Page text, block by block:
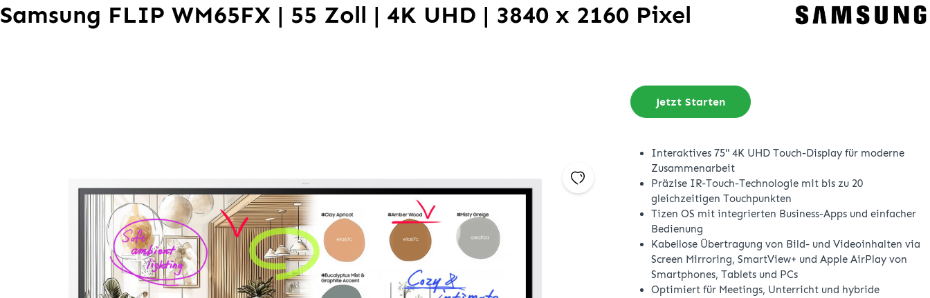
Samsung FLIP WM65FX | 55 Zoll | 4K UHD | 3840 x 2160 Pixel
Jetzt Starten
Interaktives 75" 4K UHD Touch-Display für moderne
Zusammenarbeit
Präzise IR-Touch-Technologie mit bis zu 20
gleichzeitigen Touchpunkten
Tizen OS mit integrierten Business-Apps und einfacher
Bedienung
Kabellose Übertragung von Bild- und Videoinhalten via
Screen Mirroring, SmartView+ und Apple AirPlay von
Smartphones, Tablets und PCs
Optimiert für Meetings, Unterricht und hybride